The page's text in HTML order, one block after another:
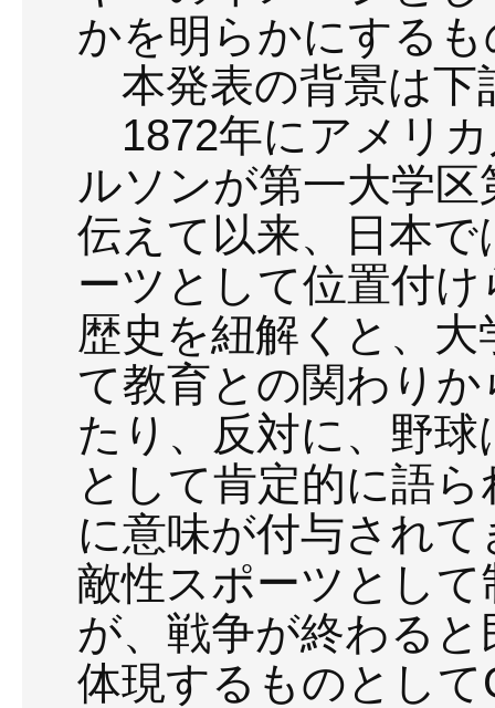
かを明らかにする
本発表の背景は下
1872年にアメリ
ルソンが第一大学
伝えて以来、日本
ーツとして位置付
歴史を紐解くと、
て教育との関わり
たり、反対に、野
として肯定的に語
に意味が付与され
敵性スポーツとし
が、戦争が終わる
体現するものとし